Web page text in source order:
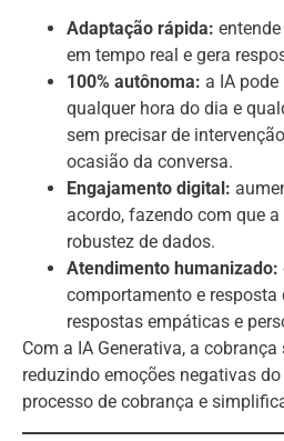
Adaptação rápida:
em tempo real e gera
100% autônoma: a IA
qualquer hora do dia e
sem precisar de
ocasião da conversa.
Engajamento digital:
acordo, fazendo com que
robustez de dados.
Atendimento humanizado:
comportamento e resposta
respostas empáticas e
Com a IA Generativa, a
reduzindo emoções negativas
processo de cobrança e